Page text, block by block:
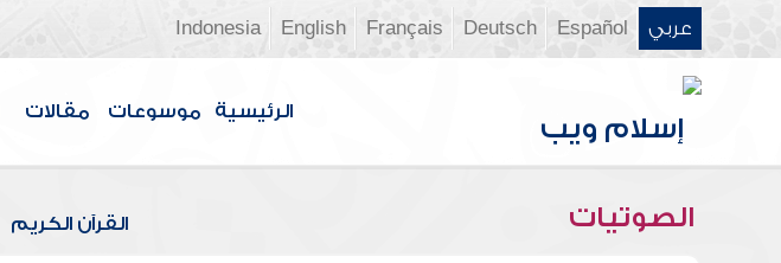
عربي Español
Deutsch
Français
English
Indonesia
الرئيسية موسوعات مقالات
الصوتيات القرآن الكريم